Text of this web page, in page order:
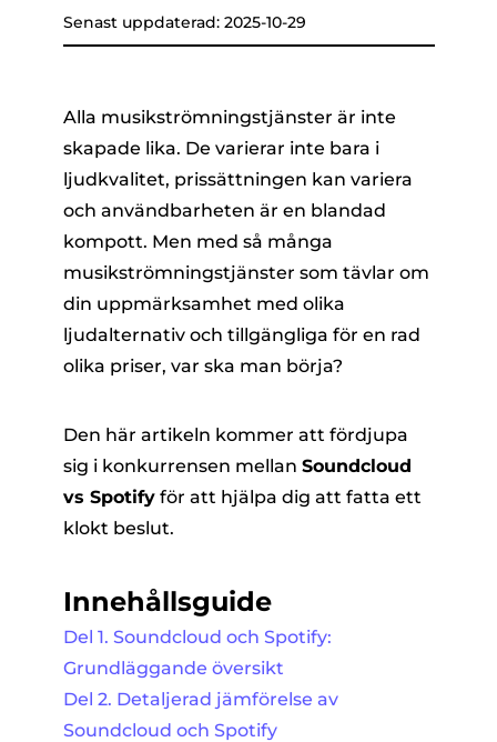
SupportSenast uppdaterad: 2025-10-29
Alla musikströmningstjänster är inte
skapade lika. De varierar inte bara i
ljudkvalitet, prissättningen kan variera
och användbarheten är en blandad
kompott. Men med så många
musikströmningstjänster som tävlar om
din uppmärksamhet med olika
ljudalternativ och tillgängliga för en rad
olika priser, var ska man börja?
Den här artikeln kommer att fördjupa
sig i konkurrensen mellan Soundcloud
vs Spotifyför att hjälpa dig att fatta ett
klokt beslut.
Innehållsguide
Del 1. Soundcloud och Spotify:
Grundläggande översikt
Del 2. Detaljerad jämförelse av
Soundcloud och Spotify